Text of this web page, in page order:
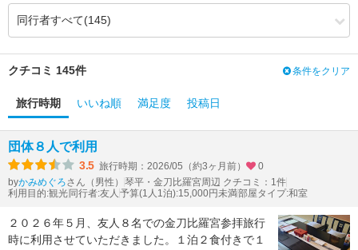
接客対応 3.89 3.91（+0.02）
風呂
食事・ドリンク
クチコミ 145件 条件をクリア
旅行時期 いいね順 満足度 投稿日
団体８人で利用
3.5 旅行時期：2026/05（約3ヶ月前）
0
byかみめぐろさん（男性） 琴平・金刀比羅宮周辺 クチコミ：1件
利用目的:観光 同行者:友人 予算(1人1泊):15,000円未満部屋タイプ:和室
２０２６年５月、友人８名での金刀比羅宮参拝旅行
時に利用させていただきました。１泊２食付きで１